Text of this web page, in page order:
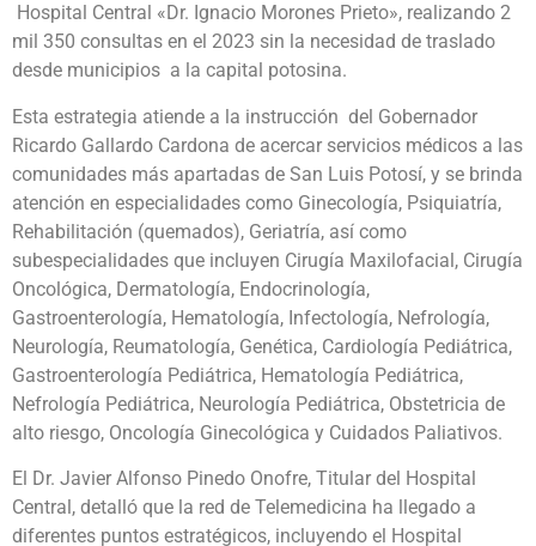
Hospital Central «Dr. Ignacio Morones Prieto», realizando 2
mil 350 consultas en el 2023 sin la necesidad de traslado
desde municipios a la capital potosina.
Esta estrategia atiende a la instrucción del Gobernador
Ricardo Gallardo Cardona de acercar servicios médicos a las
comunidades más apartadas de San Luis Potosí, y se brinda
atención en especialidades como Ginecología, Psiquiatría,
Rehabilitación (quemados), Geriatría, así como
subespecialidades que incluyen Cirugía Maxilofacial, Cirugía
Oncológica, Dermatología, Endocrinología,
Gastroenterología, Hematología, Infectología, Nefrología,
Neurología, Reumatología, Genética, Cardiología Pediátrica,
Gastroenterología Pediátrica, Hematología Pediátrica,
Nefrología Pediátrica, Neurología Pediátrica, Obstetricia de
alto riesgo, Oncología Ginecológica y Cuidados Paliativos.
El Dr. Javier Alfonso Pinedo Onofre, Titular del Hospital
Central, detalló que la red de Telemedicina ha llegado a
diferentes puntos estratégicos, incluyendo el Hospital